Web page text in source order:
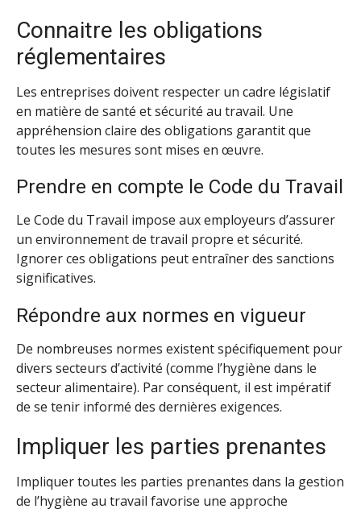
Connaitre les obligations
réglementaires
Les entreprises doivent respecter un cadre législatif
en matière de santé et sécurité au travail. Une
appréhension claire des obligations garantit que
toutes les mesures sont mises en œuvre.
Prendre en compte le Code du Travail
Le Code du Travail impose aux employeurs d’assurer
un environnement de travail propre et sécurité.
Ignorer ces obligations peut entraîner des sanctions
significatives.
Répondre aux normes en vigueur
De nombreuses normes existent spécifiquement pour
divers secteurs d’activité (comme l’hygiène dans le
secteur alimentaire). Par conséquent, il est impératif
de se tenir informé des dernières exigences.
Impliquer les parties prenantes
Impliquer toutes les parties prenantes dans la gestion
de l’hygiène au travail favorise une approche